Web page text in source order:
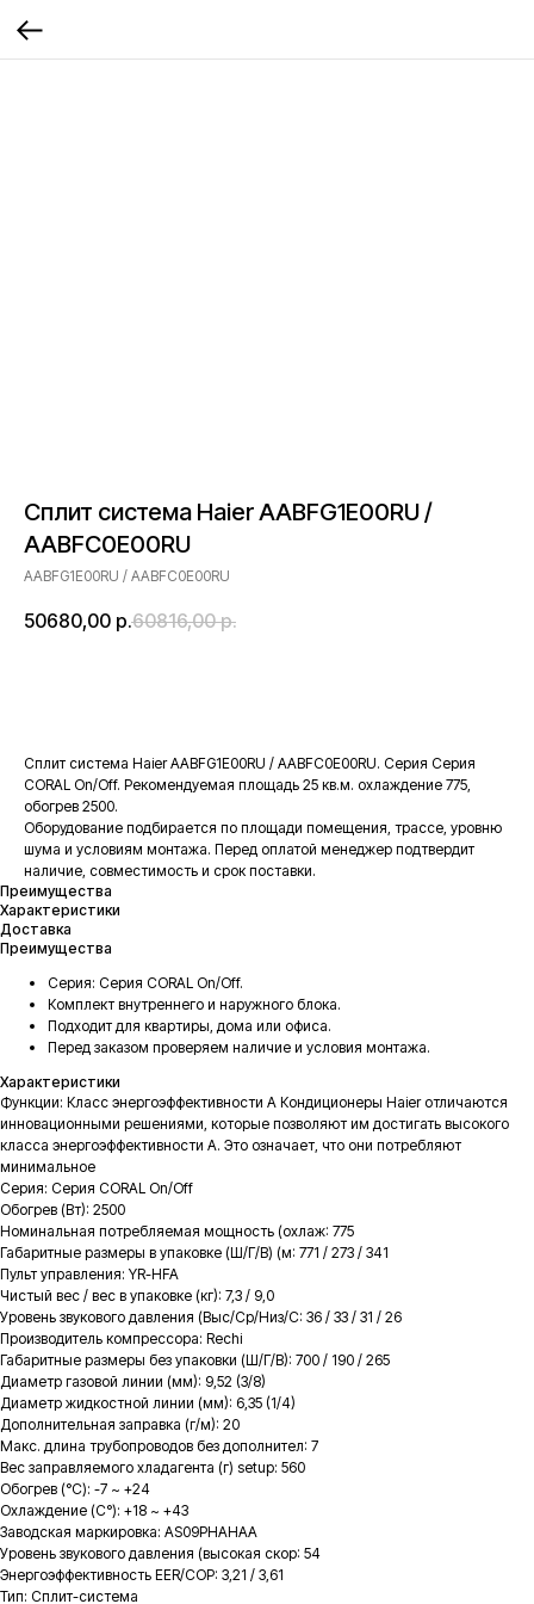
Сплит система Haier AABFG1E00RU /
AABFC0E00RU
AABFG1E00RU / AABFC0E00RU
50680,00 р.60816,00 р.
Сплит система Haier AABFG1E00RU / AABFC0E00RU. Серия Серия
CORAL On/Off. Рекомендуемая площадь 25 кв.м. охлаждение 775,
обогрев 2500.
Оборудование подбирается по площади помещения, трассе, уровню
шума и условиям монтажа. Перед оплатой менеджер подтвердит
наличие, совместимость и срок поставки.
Преимущества
Характеристики
Доставка
Преимущества
Серия: Серия CORAL On/Off.
Комплект внутреннего и наружного блока.
Подходит для квартиры, дома или офиса.
Перед заказом проверяем наличие и условия монтажа.
Характеристики
Функции: Класс энергоэффективности A Кондиционеры Haier отличаются
инновационными решениями, которые позволяют им достигать высокого
класса энергоэффективности A. Это означает, что они потребляют
минимальное
Серия: Серия CORAL On/Off
Обогрев (Вт): 2500
Номинальная потребляемая мощность (охлаж: 775
Габаритные размеры в упаковке (Ш/Г/В) (м: 771 / 273 / 341
Пульт управления: YR-HFA
Чистый вес / вес в упаковке (кг): 7,3 / 9,0
Уровень звукового давления (Выс/Ср/Низ/С: 36 / 33 / 31 / 26
Производитель компрессора: Rechi
Габаритные размеры без упаковки (Ш/Г/В): 700 / 190 / 265
Диаметр газовой линии (мм): 9,52 (3/8)
Диаметр жидкостной линии (мм): 6,35 (1/4)
Дополнительная заправка (г/м): 20
Макс. длина трубопроводов без дополнител: 7
Вес заправляемого хладагента (г) setup: 560
Обогрев (°С): -7 ~ +24
Охлаждение (С°): +18 ~ +43
Заводская маркировка: AS09PHAHAA
Уровень звукового давления (высокая скор: 54
Энергоэффективность EER/COP: 3,21 / 3,61
Тип: Сплит-система